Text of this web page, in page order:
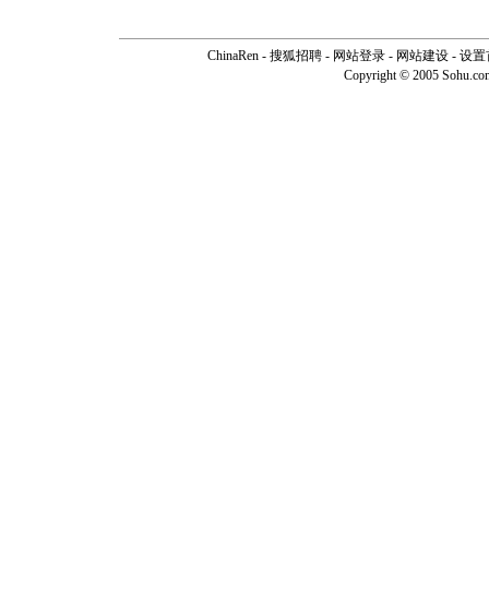
ChinaRen - 搜狐招聘 - 网站登录 - 网站建设 - 设置
Copyright © 2005